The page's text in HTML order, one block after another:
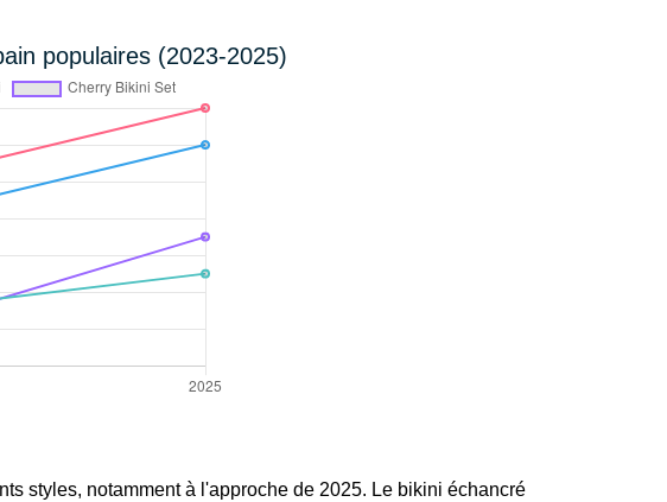
populaires (2023-2025)
styles, notamment à l'approche de 2025. Le bikini échancré